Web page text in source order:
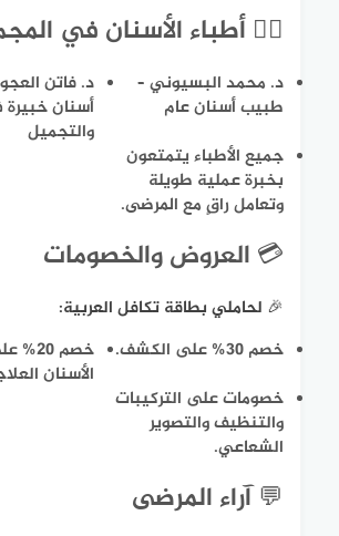
👨‍⚕️ أطباء الأسنان في
د. محمد البسيوني –
طبيب أسنان عام
د. فاتن
أسنان
والتجميل
جميع الأطباء يتمتعون
بخبرة عملية طويلة
وتعامل راقٍ مع المرضى.
💳 العروض والخصومات
🎉 لحاملي بطاقة تكافل العربية:
خصم 30% على الكشف.
خصم
الأسنان
خصومات على التركيبات
والتنظيف والتصوير
الشعاعي.
💬 آراء المرضى